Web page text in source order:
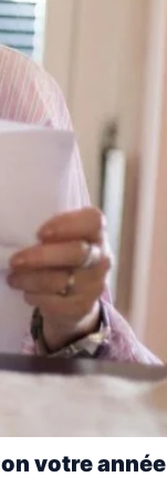
votre année